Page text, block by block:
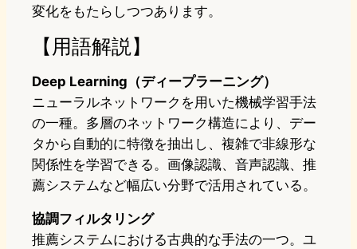
変化をもたらしつつあります。
【用語解説】
Deep Learning（ディープラーニング）
ニューラルネットワークを用いた機械学習手法
の一種。多層のネットワーク構造により、デー
タから自動的に特徴を抽出し、複雑で非線形な
関係性を学習できる。画像認識、音声認識、推
薦システムなど幅広い分野で活用されている。
協調フィルタリング
推薦システムにおける古典的な手法の一つ。ユ